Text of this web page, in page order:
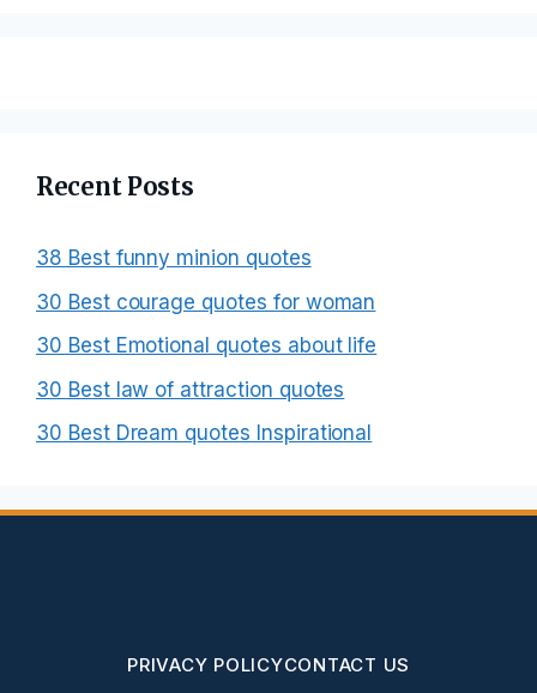
Recent Posts
38 Best funny minion quotes
30 Best courage quotes for woman
30 Best Emotional quotes about life
30 Best law of attraction quotes
30 Best Dream quotes Inspirational
PRIVACY POLICYCONTACT US